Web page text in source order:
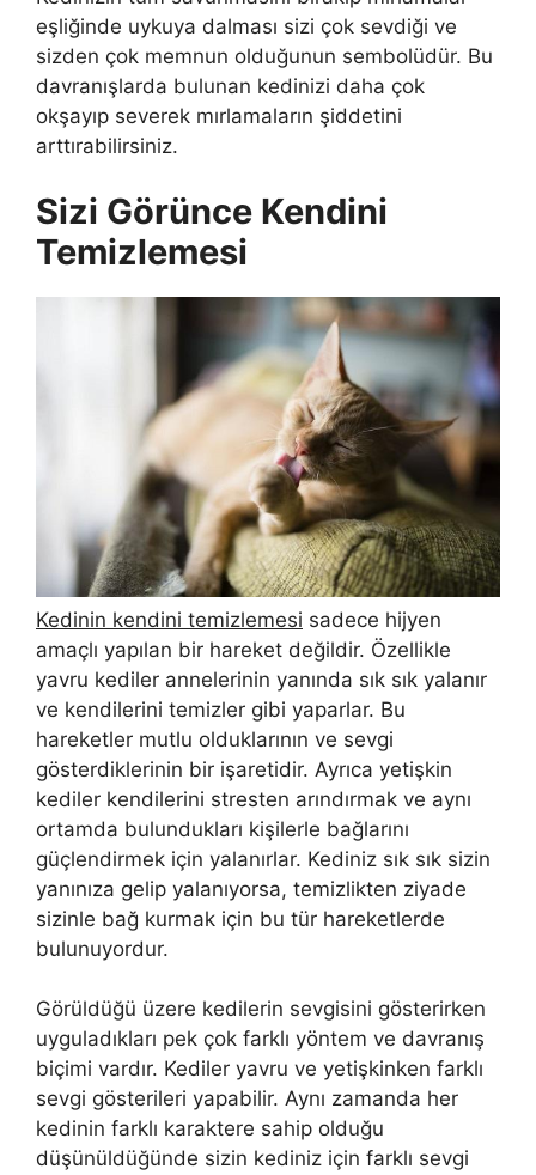
eşliğinde uykuya dalması sizi çok sevdiği ve
sizden çok memnun olduğunun sembolüdür. Bu
davranışlarda bulunan kedinizi daha çok
okşayıp severek mırlamaların şiddetini
arttırabilirsiniz.
Sizi Görünce Kendini
Temizlemesi
Kedinin kendini temizlemesi sadece hijyen
amaçlı yapılan bir hareket değildir. Özellikle
yavru kediler annelerinin yanında sık sık yalanır
ve kendilerini temizler gibi yaparlar. Bu
hareketler mutlu olduklarının ve sevgi
gösterdiklerinin bir işaretidir. Ayrıca yetişkin
kediler kendilerini stresten arındırmak ve aynı
ortamda bulundukları kişilerle bağlarını
güçlendirmek için yalanırlar. Kediniz sık sık sizin
yanınıza gelip yalanıyorsa, temizlikten ziyade
sizinle bağ kurmak için bu tür hareketlerde
bulunuyordur.
Görüldüğü üzere kedilerin sevgisini gösterirken
uyguladıkları pek çok farklı yöntem ve davranış
biçimi vardır. Kediler yavru ve yetişkinken farklı
sevgi gösterileri yapabilir. Aynı zamanda her
kedinin farklı karaktere sahip olduğu
düşünüldüğünde sizin kediniz için farklı sevgi